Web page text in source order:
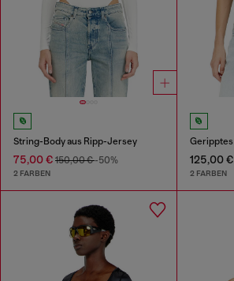
String-Body aus Ripp-Jersey
75,00 € 150,00 €-50%
2 FARBEN
125,00 €
2 FARBEN